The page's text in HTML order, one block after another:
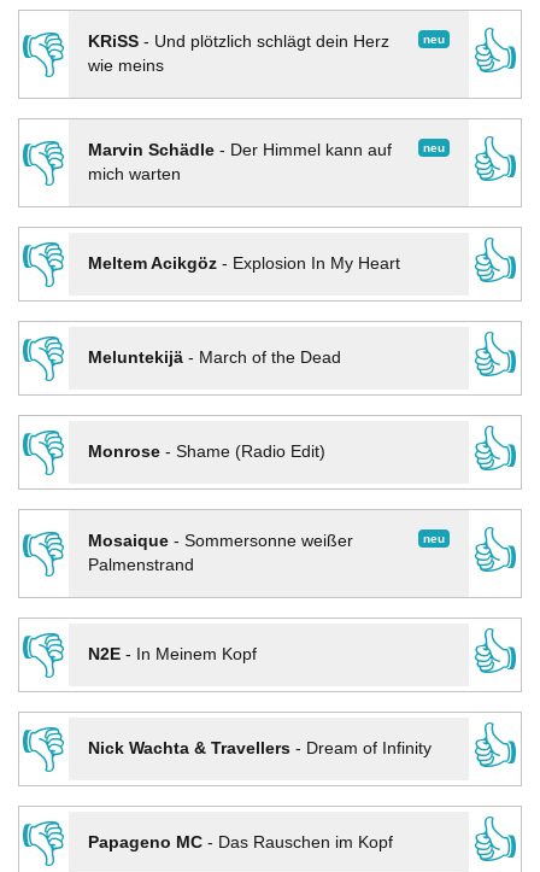
👎
neu
KRiSS- Und plötzlich schlägt dein Herz
wie meins
👍
👎 neu
Marvin Schädle- Der Himmel kann auf
mich warten
👍
👎
Meltem Acikgöz- Explosion In My Heart
👍
👎
Meluntekijä- March of the Dead
👍
👎
Monrose- Shame (Radio Edit)
👍
👎
neu
Mosaique- Sommersonne weißer
Palmenstrand
👍
👎
N2E- In Meinem Kopf
👍
👎
Nick Wachta & Travellers- Dream of Infinity
👍
👎
Papageno MC- Das Rauschen im Kopf
👍